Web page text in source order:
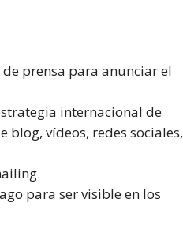
prensa para anunciar el
internacional de
blog, vídeos, redes sociales,
para ser visible en los